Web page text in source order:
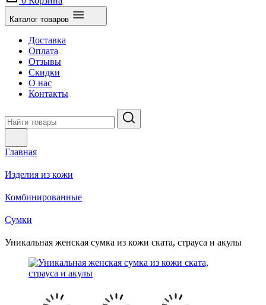
Каталог товаров
Доставка
Оплата
Отзывы
Скидки
О нас
Контакты
Главная
Изделия из кожи
Комбинированные
Сумки
Уникальная женская сумка из кожи ската, страуса и акулы